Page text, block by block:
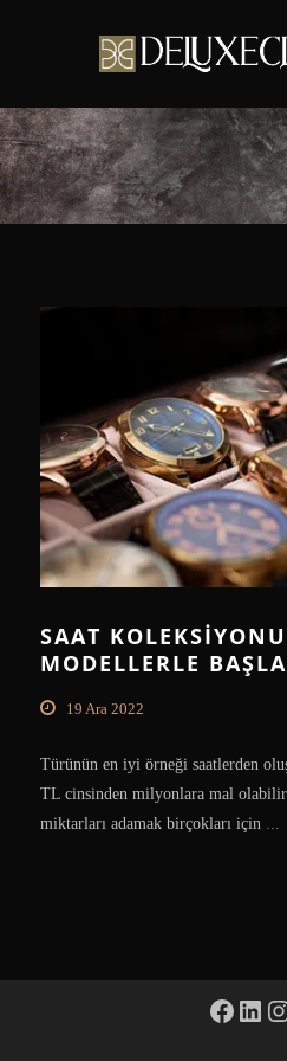
SAAT
MODELLERLE
19 Ara 2022
Türünün en iyi örneği saatlerden
TL cinsinden milyonlara mal
miktarları adamak birçokları için ...